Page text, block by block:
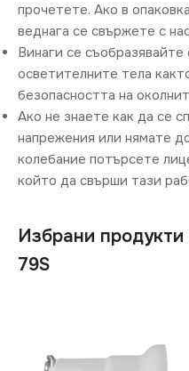
прочетете. Ако в
веднага се свържете с
Винаги се
осветителните тела
безопасността на
Ако не знаете как да се
напрежения или нямате
колебание потърсете
който да свърши тази
Избрани продукти
79S